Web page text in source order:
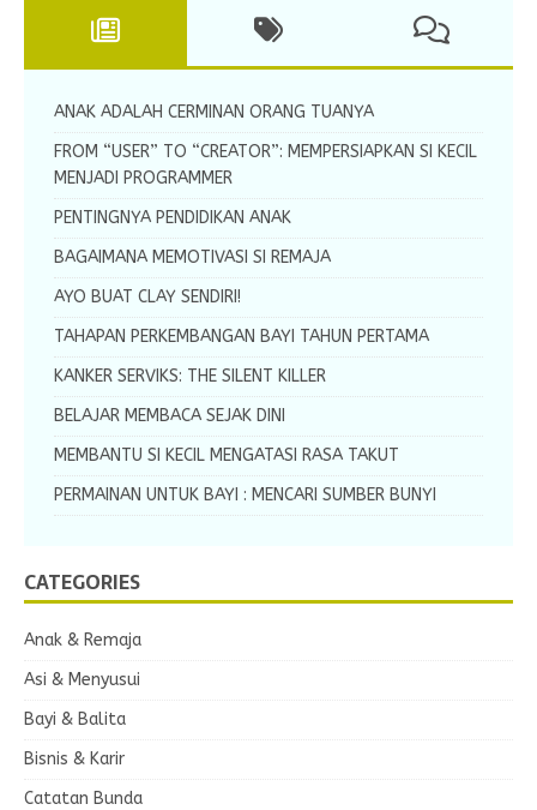
ANAK ADALAH CERMINAN ORANG TUANYA
FROM “USER” TO “CREATOR”: MEMPERSIAPKAN SI KECIL
MENJADI PROGRAMMER
PENTINGNYA PENDIDIKAN ANAK
BAGAIMANA MEMOTIVASI SI REMAJA
AYO BUAT CLAY SENDIRI!
TAHAPAN PERKEMBANGAN BAYI TAHUN PERTAMA
KANKER SERVIKS: THE SILENT KILLER
BELAJAR MEMBACA SEJAK DINI
MEMBANTU SI KECIL MENGATASI RASA TAKUT
PERMAINAN UNTUK BAYI : MENCARI SUMBER BUNYI
CATEGORIES
Anak & Remaja
Asi & Menyusui
Bayi & Balita
Bisnis & Karir
Catatan Bunda